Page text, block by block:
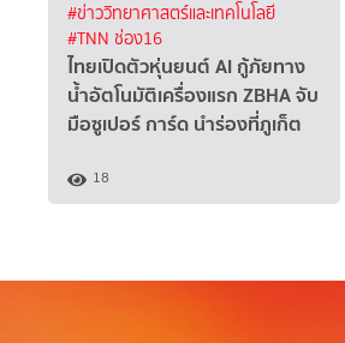
#ข่าววิทยาศาสตร์และเทคโนโลยี
#TNN ช่อง16
ไทยเปิดตัวหุ่นยนต์ AI กู้ภัยทาง
น้ำอัตโนมัติเครื่องแรก ZBHA จับ
มือซูเปอร์ การ์ด นำร่องที่ภูเก็ต
18